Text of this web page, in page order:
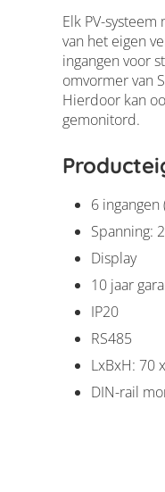
Elk PV-
van het eigen
ingangen voor
omvormer van
Hierdoor kan
gemonitord.
6
Spanning:
Display
10 jaar
IP20
RS485
LxBxH: 70
DIN-rail